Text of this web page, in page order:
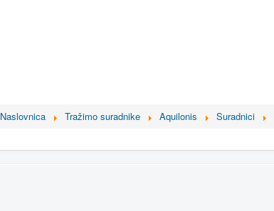
Naslovnica Tražimo suradnike Aquilonis Suradnici